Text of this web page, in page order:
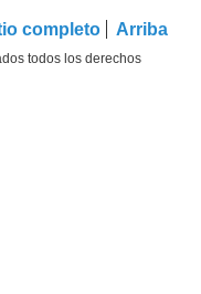
completo Arriba
todos los derechos